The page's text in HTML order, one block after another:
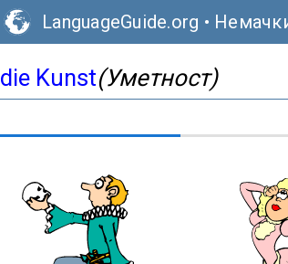
LanguageGuide.org •
die Kunst(Уметност)